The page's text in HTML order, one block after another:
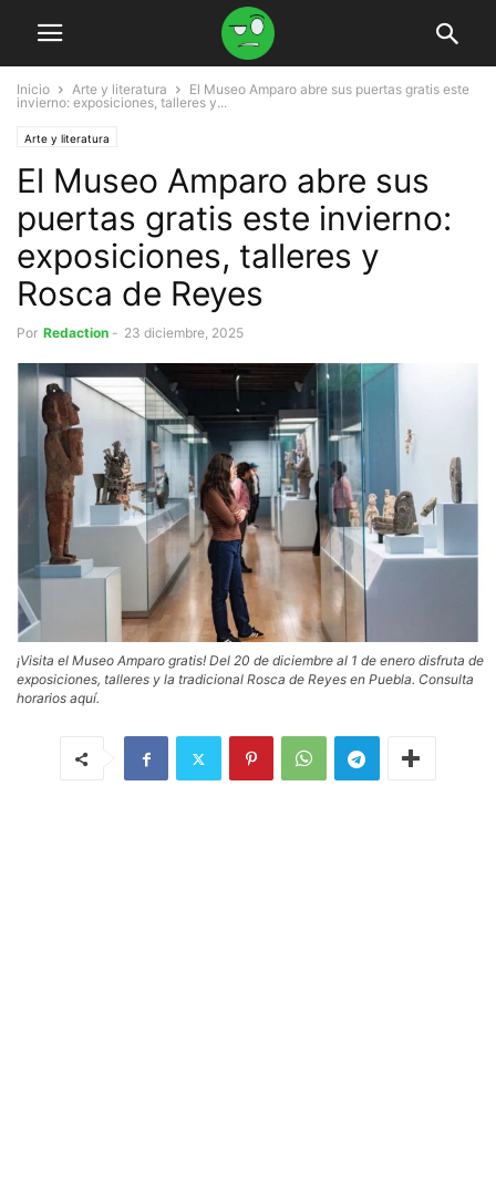
Inicio Arte y literatura
El Museo Amparo abre sus puertas gratis este
invierno: exposiciones, talleres y...
Arte y literatura
El Museo Amparo abre sus
puertas gratis este invierno:
exposiciones, talleres y
Rosca de Reyes
Por Redaction - 23 diciembre, 2025
¡Visita el Museo Amparo gratis! Del 20 de diciembre al 1 de enero disfruta de
exposiciones, talleres y la tradicional Rosca de Reyes en Puebla. Consulta
horarios aquí.